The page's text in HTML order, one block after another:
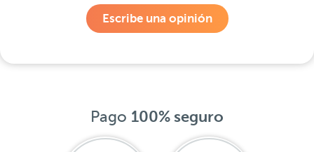
Escribe una opinión
Pago 100% seguro